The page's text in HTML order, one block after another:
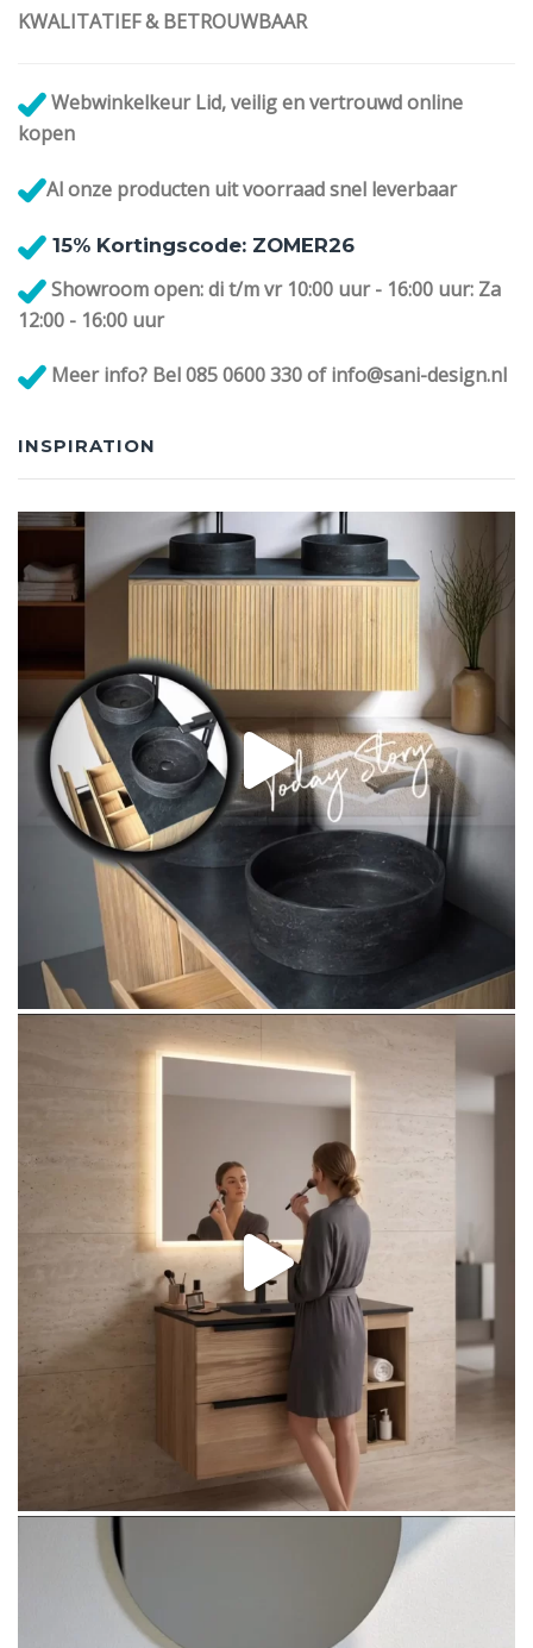
KWALITATIEF & BETROUWBAAR
Webwinkelkeur Lid, veilig en vertrouwd online
kopen
Al onze producten uit voorraad snel leverbaar
15% Kortingscode: ZOMER26
Showroom open: di t/m vr 10:00 uur - 16:00 uur: Za
12:00 - 16:00 uur
Meer info? Bel 085 0600 330 of info@sani-design.nl
INSPIRATION